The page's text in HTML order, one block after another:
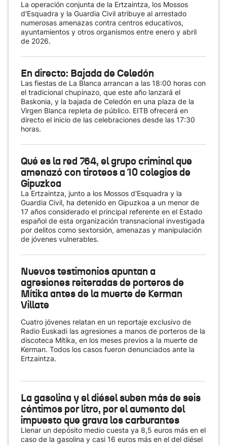
La operación conjunta de la Ertzaintza, los Mossos
d'Esquadra y la Guardia Civil atribuye al arrestado
numerosas amenazas contra centros educativos,
ayuntamientos y otros organismos entre enero y abril
de 2026.
En directo: Bajada de Celedón
Las fiestas de La Blanca arrancan a las 18:00 horas con
el tradicional chupinazo, que este año lanzará el
Baskonia, y la bajada de Celedón en una plaza de la
Virgen Blanca repleta de público. EITB ofrecerá en
directo el inicio de las celebraciones desde las 17:30
horas.
Qué es la red 764, el grupo criminal que
amenazó con tiroteos a 10 colegios de
Gipuzkoa
La Ertzaintza, junto a los Mossos d'Esquadra y la
Guardia Civil, ha detenido en Gipuzkoa a un menor de
17 años considerado el principal referente en el Estado
español de esta organización transnacional investigada
por delitos como sextorsión, amenazas y manipulación
de jóvenes vulnerables.
Nuevos testimonios apuntan a
agresiones reiteradas de porteros de
Mítika antes de la muerte de Kerman
Villate
Cuatro jóvenes relatan en un reportaje exclusivo de
Radio Euskadi las agresiones a manos de porteros de la
discoteca Mítika, en los meses previos a la muerte de
Kerman. Todos los casos fueron denunciados ante la
Ertzaintza.
La gasolina y el diésel suben más de seis
céntimos por litro, por el aumento del
impuesto que grava los carburantes
Llenar un depósito medio cuesta ya 8,5 euros más en el
caso de la gasolina y casi 16 euros más en el del diésel